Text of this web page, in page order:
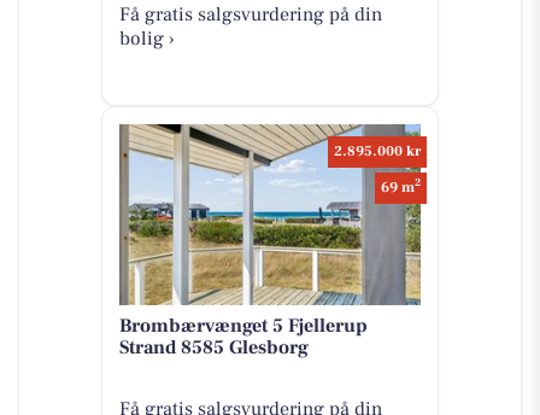
Få gratis salgsvurdering på din
bolig ›
2.895.000 kr
69 m2
Brombærvænget 5 Fjellerup
Strand 8585 Glesborg
Få gratis salgsvurdering på din